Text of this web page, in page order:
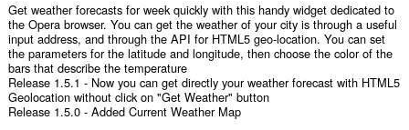
Get weather forecasts for week quickly with this handy widget dedicated to
the Opera browser. You can get the weather of your city is through a useful
input address, and through the API for HTML5 geo-location. You can set
the parameters for the latitude and longitude, then choose the color of the
bars that describe the temperature
Release 1.5.1 - Now you can get directly your weather forecast with HTML5
Geolocation without click on "Get Weather" button
Release 1.5.0 - Added Current Weather Map